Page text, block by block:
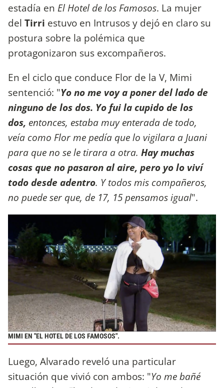
estadía en El Hotel de los Famosos. La mujer
del Tirri estuvo en Intrusos y dejó en claro su
postura sobre la polémica que
protagonizaron sus excompañeros.
En el ciclo que conduce Flor de la V, Mimi
sentenció: "Yo no me voy a poner del lado de
ninguno de los dos. Yo fui la cupido de los
dos, entonces, estaba muy enterada de todo,
veía como Flor me pedía que lo vigilara a Juani
para que no se le tirara a otra. Hay muchas
cosas que no pasaron al aire, pero yo lo viví
todo desde adentro. Y todos mis compañeros,
no puede ser que, de 17, 15 pensamos igual".
MIMI EN "EL HOTEL DE LOS FAMOSOS".
Luego, Alvarado reveló una particular
situación que vivió con ambos: "Yo me bañé